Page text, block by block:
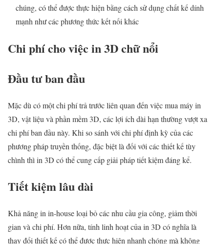
chúng, có thể được thực hiện bằng cách sử dụng chất kế dính
mạnh như các phương thức kết nối khác
Chi phí cho việc in 3D chữ nổi
Đầu tư ban đầu
Mặc dù có một chi phí trả trước liên quan đến việc mua máy in
3D, vật liệu và phần mềm 3D, các lợi ích dài hạn thường vượt xa
chi phí ban đầu này. Khi so sánh với chi phí định kỳ của các
phương pháp truyền thống, đặc biệt là đối với các thiết kế tùy
chình thì in 3D có thể cung cấp giải pháp tiết kiệm đáng kể.
Tiết kiệm lâu dài
Khả năng in in-house loại bỏ các nhu cầu gia công, giảm thời
gian và chi phí. Hơn nữa, tính linh hoạt của in 3D có nghĩa là
thay đổi thiết kế có thể được thực hiện nhanh chóng mà không